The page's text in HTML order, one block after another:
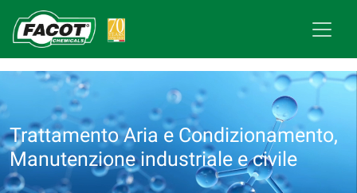
Trattamento Aria e Condizionamento,
Manutenzione industriale e civile